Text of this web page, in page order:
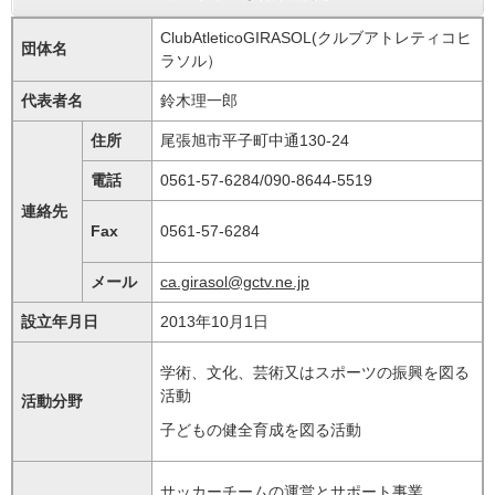
団体名
ClubAtleticoGIRASOL(クルブアトレティコヒ
ラソル）
代表者名 鈴木理一郎
連絡先
住所 尾張旭市平子町中通130-24
電話 0561-57-6284/090-8644-5519
Fax 0561-57-6284
メール ca.girasol@gctv.ne.jp
設立年月日 2013年10月1日
活動分野
学術、文化、芸術又はスポーツの振興を図る
活動
子どもの健全育成を図る活動
サッカーチームの運営とサポート事業